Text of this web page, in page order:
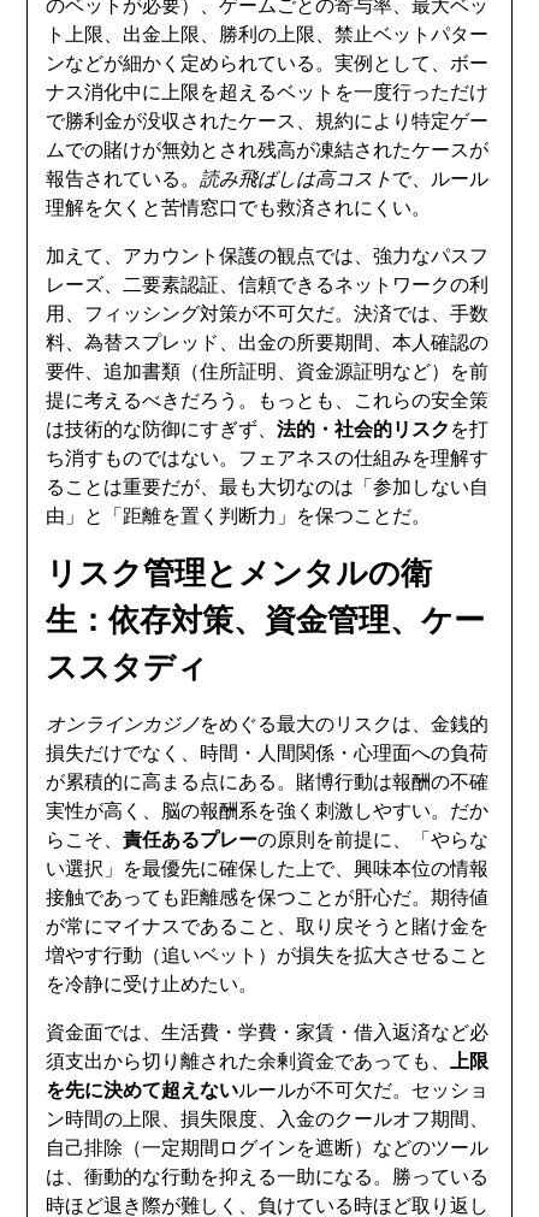
のベットが必要）、ゲームごとの寄与率、最大ベッ
ト上限、出金上限、勝利の上限、禁止ベットパター
ンなどが細かく定められている。実例として、ボー
ナス消化中に上限を超えるベットを一度行っただけ
で勝利金が没収されたケース、規約により特定ゲー
ムでの賭けが無効とされ残高が凍結されたケースが
報告されている。読み飛ばしは高コスト で、ルール
理解を欠くと苦情窓口でも救済されにくい。
加えて、アカウント保護の観点では、強力なパスフ
レーズ、二要素認証、信頼できるネットワークの利
用、フィッシング対策が不可欠だ。決済では、手数
料、為替スプレッド、出金の所要期間、本人確認の
要件、追加書類（住所証明、資金源証明など）を前
提に考えるべきだろう。もっとも、これらの安全策
は技術的な防御にすぎず、法的・社会的リスク を打
ち消すものではない。フェアネスの仕組みを理解す
ることは重要だが、最も大切なのは「参加しない自
由」と「距離を置く判断力」を保つことだ。
リスク管理とメンタルの衛
生：依存対策、資金管理、ケー
ススタディ
オンラインカジノをめぐる最大のリスクは、金銭的
損失だけでなく、時間・人間関係・心理面への負荷
が累積的に高まる点にある。賭博行動は報酬の不確
実性が高く、脳の報酬系を強く刺激しやすい。だか
らこそ、責任あるプレーの原則を前提に、「やらな
い選択」を最優先に確保した上で、興味本位の情報
接触であっても距離感を保つことが肝心だ。期待値
が常にマイナスであること、取り戻そうと賭け金を
増やす行動（追いベット）が損失を拡大させること
を冷静に受け止めたい。
資金面では、生活費・学費・家賃・借入返済など必
須支出から切り離された余剰資金であっても、上限
を先に決めて超えないルールが不可欠だ。セッショ
ン時間の上限、損失限度、入金のクールオフ期間、
自己排除（一定期間ログインを遮断）などのツール
は、衝動的な行動を抑える一助になる。勝っている
時ほど退き際が難しく、負けている時ほど取り返し